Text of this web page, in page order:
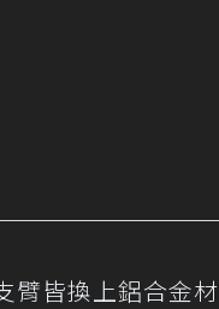
皆換上鋁合金